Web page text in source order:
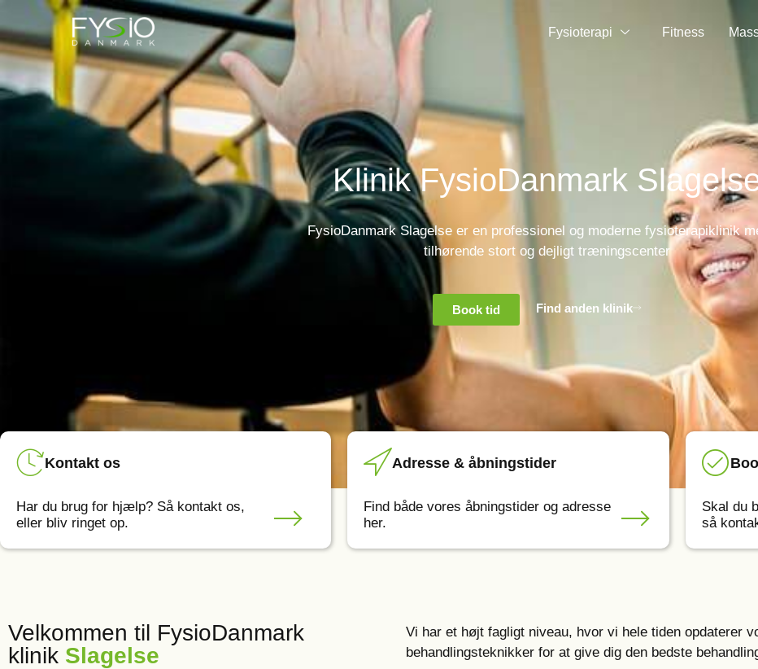
Fysioterapi Fitness
Klinik FysioDanmark
FysioDanmark Slagelse er en professionel og moderne fysioterapiklinik
tilhørende stort og dejligt træningscenter
Book tid Find anden klinik
Kontakt os
Har du brug for hjælp? Så kontakt os,
eller bliv ringet op.
Adresse & åbningstider
Find både vores åbningstider og adresse
her.
Skal du
så
Velkommen til FysioDanmark
klinik Slagelse
Vi har et højt fagligt niveau, hvor vi hele tiden opdaterer
behandlingsteknikker for at give dig den bedste